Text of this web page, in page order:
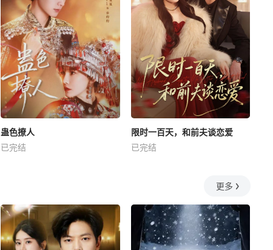
蛊色撩人
已完结
限时一百天，和前夫谈恋爱
已完结
更多